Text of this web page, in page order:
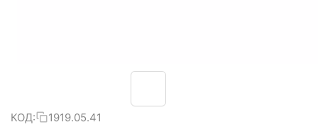
КОД: 1919.05.41